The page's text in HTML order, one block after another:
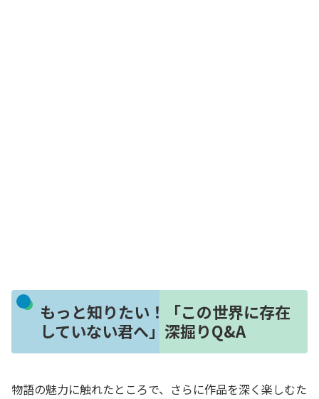
もっと知りたい！「この世界に存在
していない君へ」深掘りQ&A
物語の魅力に触れたところで、さらに作品を深く楽しむた